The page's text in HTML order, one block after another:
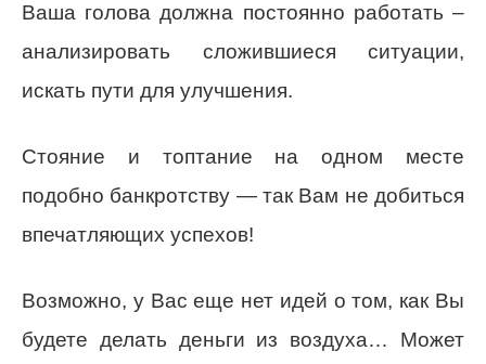
Ваша голова должна постоянно работать –
анализировать сложившиеся ситуации,
искать пути для улучшения.
Стояние и топтание на одном месте
подобно банкротству — так Вам не добиться
впечатляющих успехов!
Возможно, у Вас еще нет идей о том, как Вы
будете делать деньги из воздуха… Может